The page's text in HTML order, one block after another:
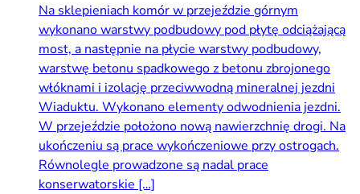
Na sklepieniach komór w przejeździe górnym
wykonano warstwy podbudowy pod płytę odciążającą
most, a następnie na płycie warstwy podbudowy,
warstwę betonu spadkowego z betonu zbrojonego
włóknami i izolację przeciwwodną mineralnej jezdni
Wiaduktu. Wykonano elementy odwodnienia jezdni.
W przejeździe położono nową nawierzchnię drogi. Na
ukończeniu są prace wykończeniowe przy ostrogach.
Równolegle prowadzone są nadal prace
konserwatorskie […]